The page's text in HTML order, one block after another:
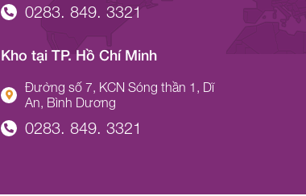
0283. 849. 3321
Kho tại TP. Hồ Chí Minh
Đường số 7, KCN Sóng thần 1, Dĩ
An, Bình Dương
0283. 849. 3321